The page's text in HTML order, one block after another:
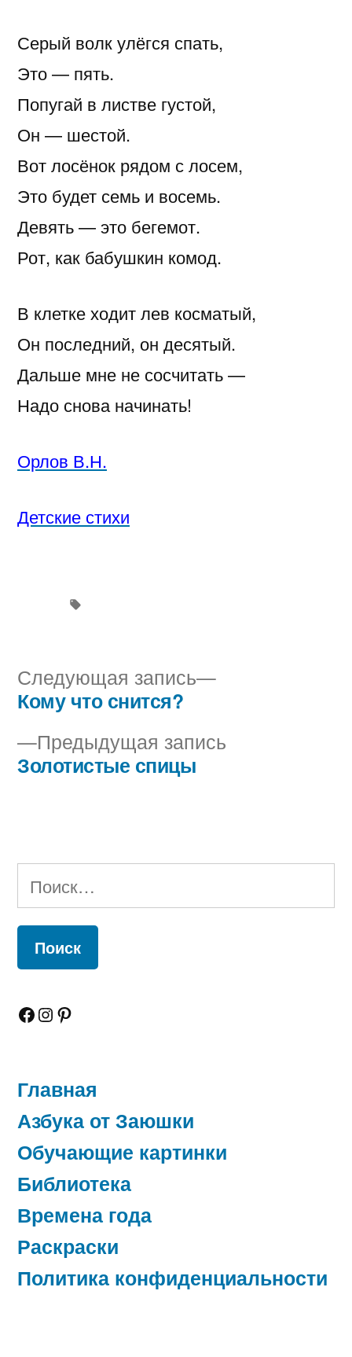
Серый волк улёгся спать,
Это — пять.
Попугай в листве густой,
Он — шестой.
Вот лосёнок рядом с лосем,
Это будет семь и восемь.
Девять — это бегемот.
Рот, как бабушкин комод.
В клетке ходит лев косматый,
Он последний, он десятый.
Дальше мне не сосчитать —
Надо снова начинать!
Орлов В.Н.
Детские стихи
Навигация
по
записям
Предыдущая запись
Золотистые спицы
Следующая запись
Следующая
Кому что снится?
Найти:
Facebook
Instagram
Pinterest
Главная
Азбука от Заюшки
Обучающие картинки
Библиотека
Времена года
Раскраски
Политика конфиденциальности